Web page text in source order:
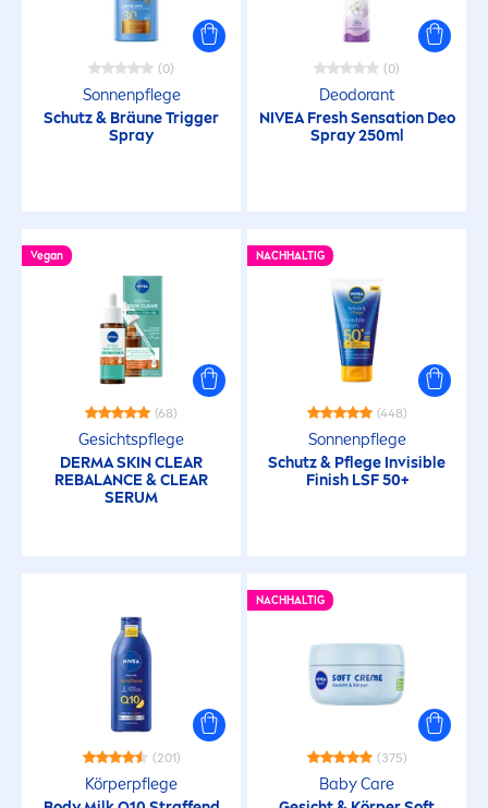
Aluminiumfrei
angenehm weiches Hautgefühl
Anti-Aging
antibakteriell
Anti-Cellulite
Anti-Falten
Anti-Juckreiz
Antioxidans
Anti-Rötungen
(0)
Sonnenpflege
Schutz & Bräune Trigger
Spray
(0)
Deodorant
NIVEA Fresh SensationDeo
Spray 250ml
Vegan
(68)
Gesichtspflege
DERMASKINCLEAR
REBALANCE& CLEAR
SERUM
NACHHALTIG
(448)
Sonnenpflege
Schutz & Pflege Invisible
Finish LSF 50+
(201)
Körperpflege
NACHHALTIG
(375)
BabyCare